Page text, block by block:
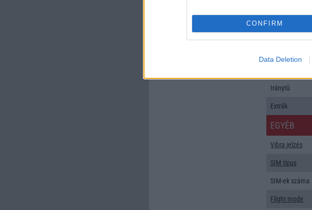
CONFIRM
Data Deletion
SNS integráció
Organizer
Iránytũ
Extrák
EGYÉB
Vibra jelzés
SIM típus
SIM-ek száma
Flight mode